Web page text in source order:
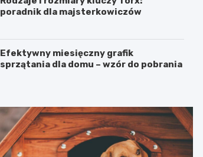
poradnik dla majsterkowiczów
Efektywny miesięczny grafik
sprzątania dla domu – wzór do pobrania